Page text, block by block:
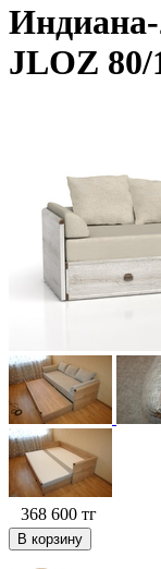
Индиана-
JLOZ 80/
368 600 тг
В корзину